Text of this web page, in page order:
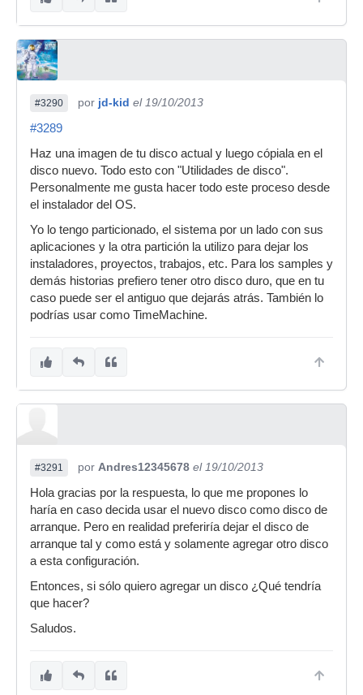
#3290 por jd-kid el 19/10/2013
#3289
Haz una imagen de tu disco actual y luego cópiala en el
disco nuevo. Todo esto con "Utilidades de disco".
Personalmente me gusta hacer todo este proceso desde
el instalador del OS.
Yo lo tengo particionado, el sistema por un lado con sus
aplicaciones y la otra partición la utilizo para dejar los
instaladores, proyectos, trabajos, etc. Para los samples y
demás historias prefiero tener otro disco duro, que en tu
caso puede ser el antiguo que dejarás atrás. También lo
podrías usar como TimeMachine.
#3291 por Andres12345678 el 19/10/2013
Hola gracias por la respuesta, lo que me propones lo
haría en caso decida usar el nuevo disco como disco de
arranque. Pero en realidad preferiría dejar el disco de
arranque tal y como está y solamente agregar otro disco
a esta configuración.
Entonces, si sólo quiero agregar un disco ¿Qué tendría
que hacer?
Saludos.